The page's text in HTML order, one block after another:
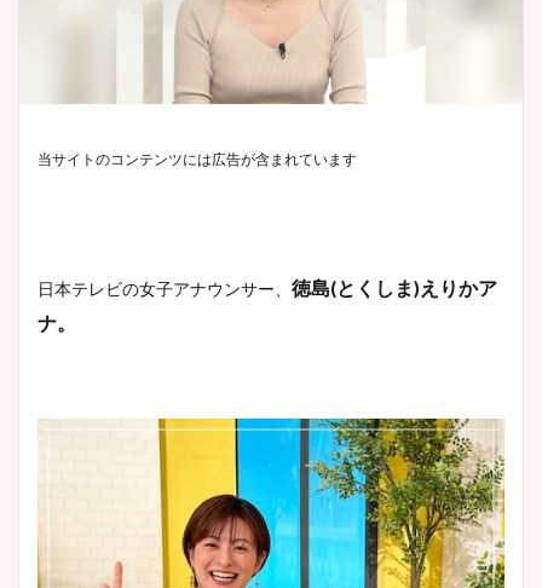
当サイトのコンテンツには広告が含まれています
日本テレビの女子アナウンサー、 徳島(とくしま)えりかア
ナ。